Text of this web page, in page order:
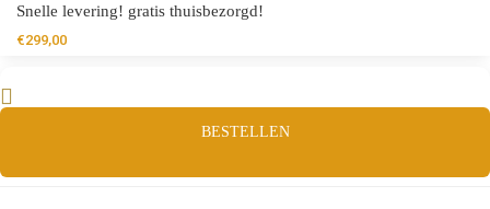
Snelle levering! gratis thuisbezorgd!
€299,00
BESTELLEN